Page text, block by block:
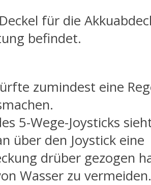
für die
befindet.
zumindest eine
5-Wege-Joysticks
über den Joystick eine
drüber gezogen
Wasser zu vermeiden.